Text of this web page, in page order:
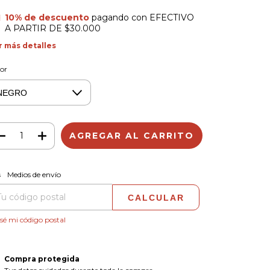
10% de descuentopagando con EFECTIVO
A PARTIR DE $30.000
más detalles
para el CP:
Medios de envío
CALCULAR
mi código postal
Compra protegida